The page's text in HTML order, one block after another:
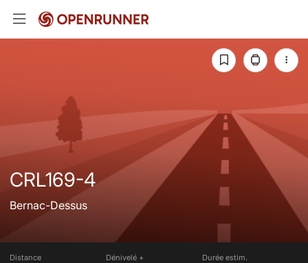
CRL169-4
Bernac-Dessus
Distance Dénivelé + Durée estim.